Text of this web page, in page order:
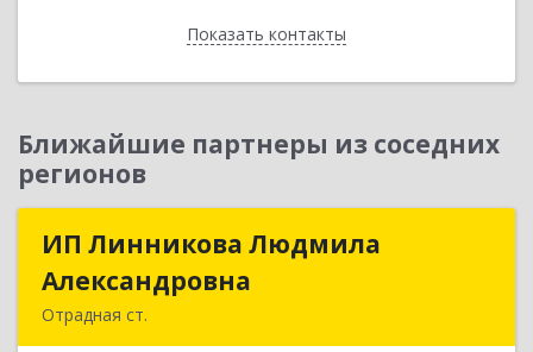
Показать контакты
Назад
Ближайшие партнеры из соседних
регионов
ИП Линникова Людмила
Александровна
Отрадная ст.
ИП Линникова Людмила